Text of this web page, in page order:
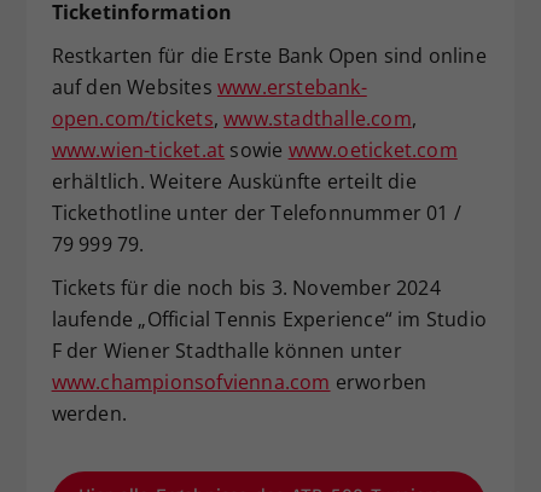
Ticketinformation
Restkarten für die Erste Bank Open sind online
auf den Websites www.erstebank-
open.com/tickets,www.stadthalle.com,
www.wien-ticket.at sowie www.oeticket.com
erhältlich. Weitere Auskünfte erteilt die
Tickethotline unter der Telefonnummer 01 /
79 999 79.
Tickets für die noch bis 3. November 2024
laufende „Official Tennis Experience“ im Studio
F der Wiener Stadthalle können unter
www.championsofvienna.com erworben
werden.